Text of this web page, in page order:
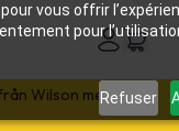
vous offrir
pour
Refuser
Wilson med: